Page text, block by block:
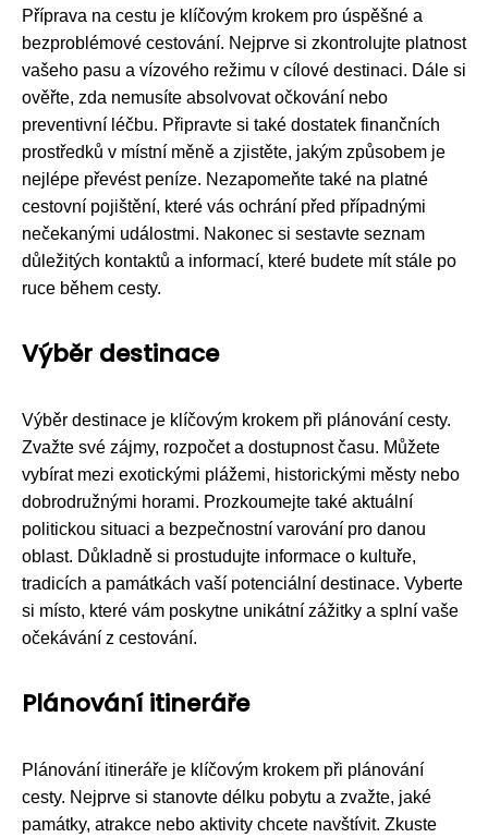
Příprava na cestu je klíčovým krokem pro úspěšné a
bezproblémové cestování. Nejprve si zkontrolujte platnost
vašeho pasu a vízového režimu v cílové destinaci. Dále si
ověřte, zda nemusíte absolvovat očkování nebo
preventivní léčbu. Připravte si také dostatek finančních
prostředků v místní měně a zjistěte, jakým způsobem je
nejlépe převést peníze. Nezapomeňte také na platné
cestovní pojištění, které vás ochrání před případnými
nečekanými událostmi. Nakonec si sestavte seznam
důležitých kontaktů a informací, které budete mít stále po
ruce během cesty.
Výběr destinace
Výběr destinace je klíčovým krokem při plánování cesty.
Zvažte své zájmy, rozpočet a dostupnost času. Můžete
vybírat mezi exotickými plážemi, historickými městy nebo
dobrodružnými horami. Prozkoumejte také aktuální
politickou situaci a bezpečnostní varování pro danou
oblast. Důkladně si prostudujte informace o kultuře,
tradicích a památkách vaší potenciální destinace. Vyberte
si místo, které vám poskytne unikátní zážitky a splní vaše
očekávání z cestování.
Plánování itineráře
Plánování itineráře je klíčovým krokem při plánování
cesty. Nejprve si stanovte délku pobytu a zvažte, jaké
památky, atrakce nebo aktivity chcete navštívit. Zkuste